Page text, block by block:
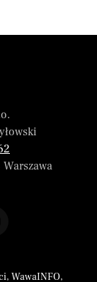
, WawaINFO,